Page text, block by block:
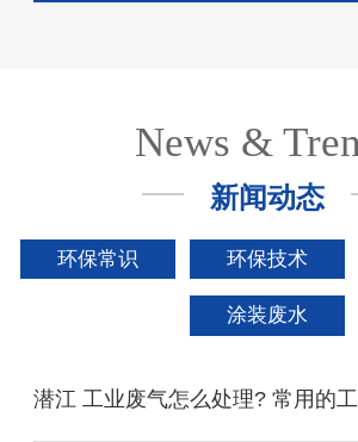
News &
新闻动态
环保常识 环保技术
涂装废水